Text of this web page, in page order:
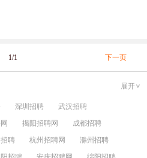
1/1 下一页
展开
深圳招聘
武汉招聘
揭阳招聘网
成都招聘
聘 杭州招聘网
滁州招聘